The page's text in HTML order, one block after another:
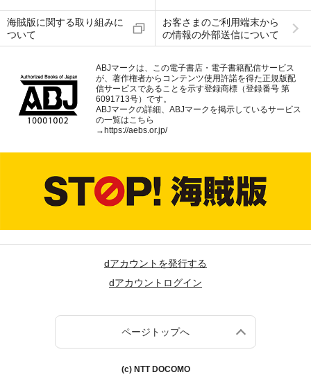
海賊版に関する取り組みに
ついて
お客さまのご利用端末から
の情報の外部送信について
ABJマークは、この電子書店・電子書籍配信サービス
が、著作権者からコンテンツ使用許諾を得た正規版配
信サービスであることを示す登録商標（登録番号 第
6091713号）です。
ABJマークの詳細、ABJマークを掲示しているサービス
の一覧はこちら
→ https://aebs.or.jp/
dアカウントを発行する
dアカウントログイン
ページトップへ
(c) NTT DOCOMO